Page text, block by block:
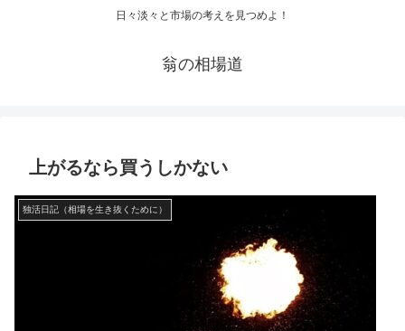
日々淡々と市場の考えを見つめよ！
翁の相場道
上がるなら買うしかない
独活日記（相場を生き抜くために）